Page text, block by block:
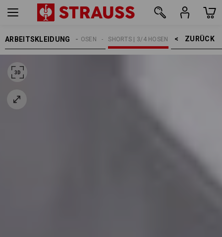
ARBEITSKLEIDUNG ZURÜCK    >
SHORTS | 3/4 HOSEN
ARBEITSHOSEN
HERREN